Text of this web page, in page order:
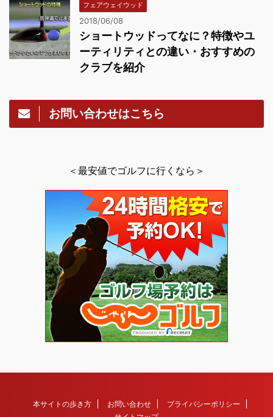
フェアウェイウッド
2018/06/08
ショートウッドってなに？特徴やユ
ーティリティとの違い・おすすめの
クラブを紹介
お問い合わせはこちら
＜最安値でゴルフに行くなら＞
本サイトの歩き方 お問い合わせ
プライバシーポリシー